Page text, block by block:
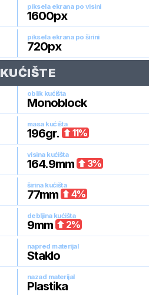
piksela ekrana po visini
1600px
piksela ekrana po širini
720px
KUĆIŠTE
oblik kućišta
Monoblock
masa kućišta
196gr. 11%
visina kućišta
164.9mm 3%
širina kućišta
77mm 4%
debljina kućišta
9mm 2%
napred materijal
Staklo
nazad materijal
Plastika